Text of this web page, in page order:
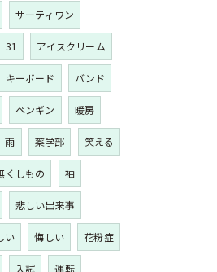
サーティワン
31 アイスクリーム
キーボード バンド
ペンギン 暖房
雨 薬学部 笑える
くしもの 袖
悲しい出来事
い 悔しい 花粉症
入試 運転